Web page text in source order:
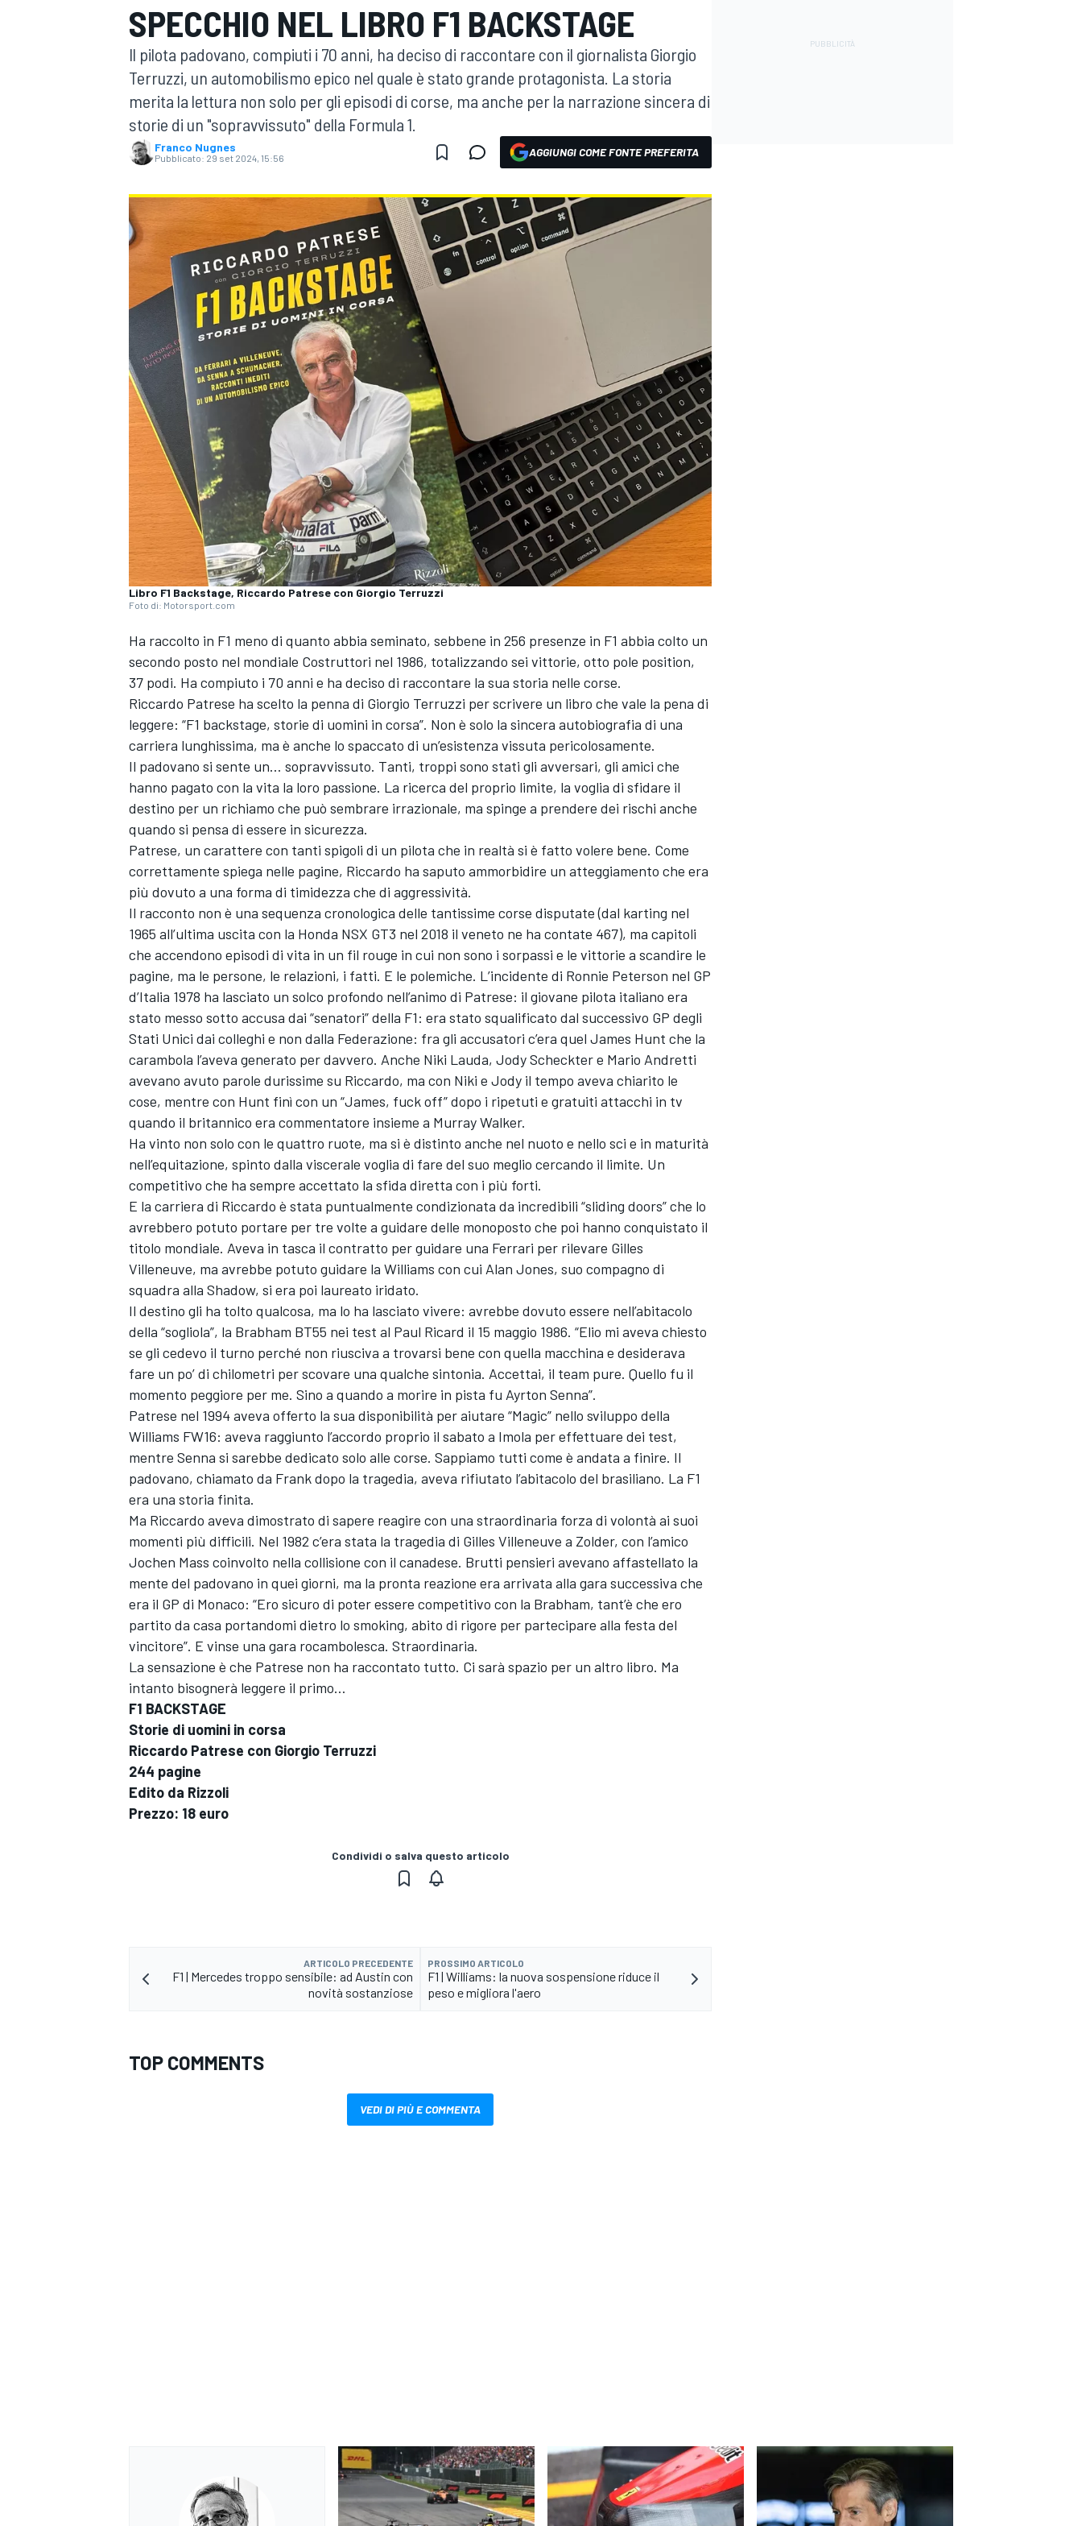
MOTOGP WEC
WRC
MONOPOSTO
ENDURANCE/GT
MONOMARCA
SPECCHIO NEL LIBRO F1 BACKSTAGE
Il pilota padovano, compiuti i 70 anni, ha deciso di raccontare con il giornalista Giorgio
Terruzzi, un automobilismo epico nel quale è stato grande protagonista. La storia
merita la lettura non solo per gli episodi di corse, ma anche per la narrazione sincera di
storie di un "sopravvissuto" della Formula 1.
Franco Nugnes
Pubblicato: 29 set 2024, 15:56 AGGIUNGI COME FONTE PREFERITA
Libro F1 Backstage, Riccardo Patrese con Giorgio Terruzzi
Foto di: Motorsport.com
Ha raccolto in F1 meno di quanto abbia seminato, sebbene in 256 presenze in F1 abbia colto un
secondo posto nel mondiale Costruttori nel 1986, totalizzando sei vittorie, otto pole position,
37 podi. Ha compiuto i 70 anni e ha deciso di raccontare la sua storia nelle corse.
Riccardo Patrese ha scelto la penna di Giorgio Terruzzi per scrivere un libro che vale la pena di
leggere: “F1 backstage, storie di uomini in corsa”. Non è solo la sincera autobiografia di una
carriera lunghissima, ma è anche lo spaccato di un’esistenza vissuta pericolosamente.
Il padovano si sente un… sopravvissuto. Tanti, troppi sono stati gli avversari, gli amici che
hanno pagato con la vita la loro passione. La ricerca del proprio limite, la voglia di sfidare il
destino per un richiamo che può sembrare irrazionale, ma spinge a prendere dei rischi anche
quando si pensa di essere in sicurezza.
Patrese, un carattere con tanti spigoli di un pilota che in realtà si è fatto volere bene. Come
correttamente spiega nelle pagine, Riccardo ha saputo ammorbidire un atteggiamento che era
più dovuto a una forma di timidezza che di aggressività.
Il racconto non è una sequenza cronologica delle tantissime corse disputate (dal karting nel
1965 all’ultima uscita con la Honda NSX GT3 nel 2018 il veneto ne ha contate 467), ma capitoli
che accendono episodi di vita in un fil rouge in cui non sono i sorpassi e le vittorie a scandire le
pagine, ma le persone, le relazioni, i fatti. E le polemiche. L’incidente di Ronnie Peterson nel GP
d’Italia 1978 ha lasciato un solco profondo nell’animo di Patrese: il giovane pilota italiano era
stato messo sotto accusa dai “senatori” della F1: era stato squalificato dal successivo GP degli
Stati Unici dai colleghi e non dalla Federazione: fra gli accusatori c’era quel James Hunt che la
carambola l’aveva generato per davvero. Anche Niki Lauda, Jody Scheckter e Mario Andretti
avevano avuto parole durissime su Riccardo, ma con Niki e Jody il tempo aveva chiarito le
cose, mentre con Hunt finì con un “James, fuck off” dopo i ripetuti e gratuiti attacchi in tv
quando il britannico era commentatore insieme a Murray Walker.
Ha vinto non solo con le quattro ruote, ma si è distinto anche nel nuoto e nello sci e in maturità
nell’equitazione, spinto dalla viscerale voglia di fare del suo meglio cercando il limite. Un
competitivo che ha sempre accettato la sfida diretta con i più forti.
E la carriera di Riccardo è stata puntualmente condizionata da incredibili “sliding doors” che lo
avrebbero potuto portare per tre volte a guidare delle monoposto che poi hanno conquistato il
titolo mondiale. Aveva in tasca il contratto per guidare una Ferrari per rilevare Gilles
Villeneuve, ma avrebbe potuto guidare la Williams con cui Alan Jones, suo compagno di
squadra alla Shadow, si era poi laureato iridato.
Il destino gli ha tolto qualcosa, ma lo ha lasciato vivere: avrebbe dovuto essere nell’abitacolo
della “sogliola”, la Brabham BT55 nei test al Paul Ricard il 15 maggio 1986. “Elio mi aveva chiesto
se gli cedevo il turno perché non riusciva a trovarsi bene con quella macchina e desiderava
fare un po’ di chilometri per scovare una qualche sintonia. Accettai, il team pure. Quello fu il
momento peggiore per me. Sino a quando a morire in pista fu Ayrton Senna”.
Patrese nel 1994 aveva offerto la sua disponibilità per aiutare “Magic” nello sviluppo della
Williams FW16: aveva raggiunto l’accordo proprio il sabato a Imola per effettuare dei test,
mentre Senna si sarebbe dedicato solo alle corse. Sappiamo tutti come è andata a finire. Il
padovano, chiamato da Frank dopo la tragedia, aveva rifiutato l’abitacolo del brasiliano. La F1
era una storia finita.
Ma Riccardo aveva dimostrato di sapere reagire con una straordinaria forza di volontà ai suoi
momenti più difficili. Nel 1982 c’era stata la tragedia di Gilles Villeneuve a Zolder, con l’amico
Jochen Mass coinvolto nella collisione con il canadese. Brutti pensieri avevano affastellato la
mente del padovano in quei giorni, ma la pronta reazione era arrivata alla gara successiva che
era il GP di Monaco: “Ero sicuro di poter essere competitivo con la Brabham, tant’è che ero
partito da casa portandomi dietro lo smoking, abito di rigore per partecipare alla festa del
vincitore”. E vinse una gara rocambolesca. Straordinaria.
La sensazione è che Patrese non ha raccontato tutto. Ci sarà spazio per un altro libro. Ma
intanto bisognerà leggere il primo…
F1 BACKSTAGE
Storie di uomini in corsa
Riccardo Patrese con Giorgio Terruzzi
244 pagine
Edito da Rizzoli
Prezzo: 18 euro
Condividi o salva questo articolo
ARTICOLO PRECEDENTE
F1 | Mercedes troppo sensibile: ad Austin con
novità sostanziose
PROSSIMO ARTICOLO
F1 | Williams: la nuova sospensione riduce il
peso e migliora l'aero
TOP COMMENTS
VEDI DI PIÙ E COMMENTA